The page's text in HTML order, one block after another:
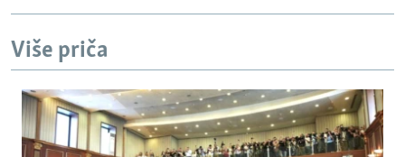
Više priča